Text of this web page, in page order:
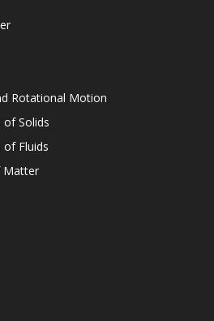
Rotational Motion
of Solids
of Fluids
Matter